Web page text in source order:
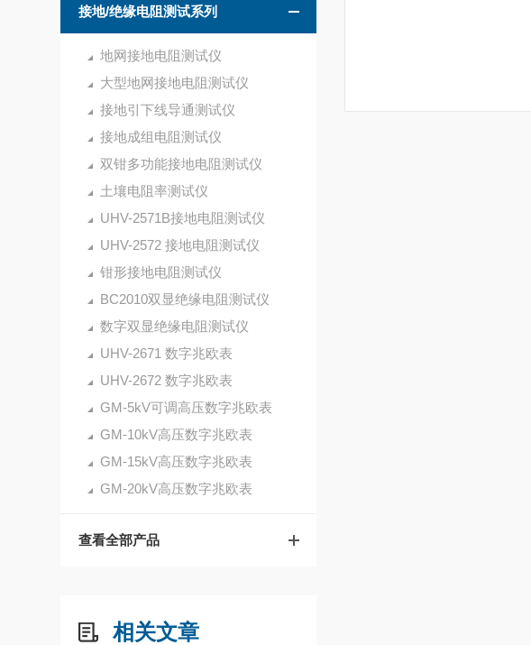
接地/绝缘电阻测试系列
地网接地电阻测试仪
大型地网接地电阻测试仪
接地引下线导通测试仪
接地成组电阻测试仪
双钳多功能接地电阻测试仪
土壤电阻率测试仪
UHV-2571B接地电阻测试仪
UHV-2572 接地电阻测试仪
钳形接地电阻测试仪
BC2010双显绝缘电阻测试仪
数字双显绝缘电阻测试仪
UHV-2671 数字兆欧表
UHV-2672 数字兆欧表
GM-5kV可调高压数字兆欧表
GM-10kV高压数字兆欧表
GM-15kV高压数字兆欧表
GM-20kV高压数字兆欧表
查看全部产品
相关文章